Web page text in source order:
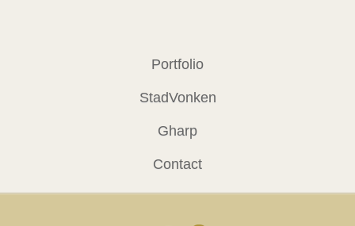
Portfolio
StadVonken
Gharp
Contact